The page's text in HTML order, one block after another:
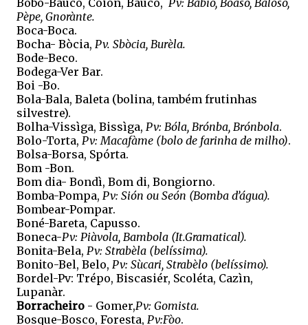
Bobo-Bauco, Coion, Baùco, Pv: Bàbio, Boàso, Balòso,
Pèpe, Gnorànte.
Boca-Boca.
Bocha- Bòcia, Pv. Sbòcia, Burèla.
Bode-Beco.
Bodega-Ver Bar.
Boi -Bo.
Bola-Bala, Baleta (bolina, também frutinhas
silvestre).
Bolha-Vissìga, Bissìga, Pv: Bóla, Brónba, Brónbola.
Bolo-Torta, Pv: Macafàme (bolo de farinha de milho).
Bolsa-Borsa, Spórta.
Bom -Bon.
Bom dia- Bondì, Bom di, Bongiorno.
Bomba-Pompa, Pv: Sión ou Seón (Bomba d’água).
Bombear-Pompar.
Boné-Bareta, Capusso.
Boneca-Pv: Piàvola, Bambola (It.Gramatical).
Bonita-Bela, Pv: Strabèla (belíssima).
Bonito-Bel, Belo, Pv: Sùcari, Strabèlo (belíssimo).
Bordel-Pv: Trépo, Biscasiér, Scoléta, Cazìn,
Lupanàr.
Borracheiro - Gomer,Pv: Gomista.
Bosque-Bosco, Foresta, Pv:Fòo.